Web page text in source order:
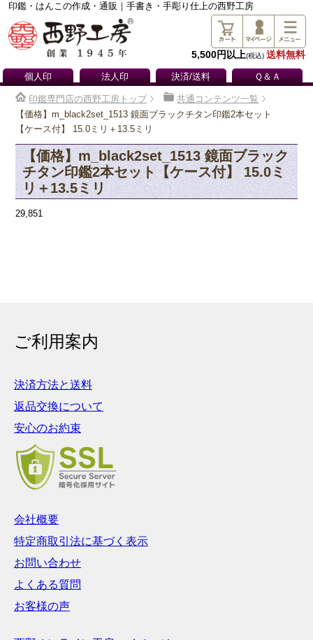
印鑑・はんこの作成・通販｜手書き・手彫り仕上の西野工房
5,500円以上(税込) 送料無料
個人印 法人印 決済/送料 Ｑ＆Ａ
印鑑専門店の西野工房トップ
共通コンテンツ一覧
【価格】m_black2set_1513 鏡面ブラックチタン印鑑2本セット
【ケース付】 15.0ミリ＋13.5ミリ
【価格】m_black2set_1513 鏡面ブラック
チタン印鑑2本セット【ケース付】 15.0ミ
リ＋13.5ミリ
29,851
ご利用案内
決済方法と送料
返品交換について
安心のお約束
会社概要
特定商取引法に基づく表示
お問い合わせ
よくある質問
お客様の声